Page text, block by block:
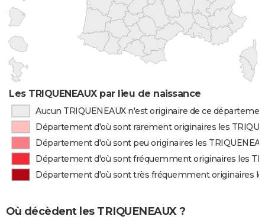
Les TRIQUENEAUX par lieu de naissance
Aucun TRIQUENEAUX n'est originaire de ce
Département d'où sont rarement originaires les
Département d'où sont peu originaires les
Département d'où sont fréquemment originaires les
Département d'où sont très fréquemment originaires
Où décèdent les TRIQUENEAUX ?